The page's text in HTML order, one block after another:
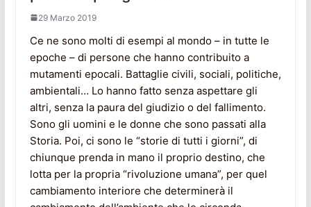
29 Marzo 2019
Ce ne sono molti di esempi al mondo – in tutte le
epoche – di persone che hanno contribuito a
mutamenti epocali. Battaglie civili, sociali, politiche,
ambientali… Lo hanno fatto senza aspettare gli
altri, senza la paura del giudizio o del fallimento.
Sono gli uomini e le donne che sono passati alla
Storia. Poi, ci sono le “storie di tutti i giorni”, di
chiunque prenda in mano il proprio destino, che
lotta per la propria “rivoluzione umana”, per quel
cambiamento interiore che determinerà il